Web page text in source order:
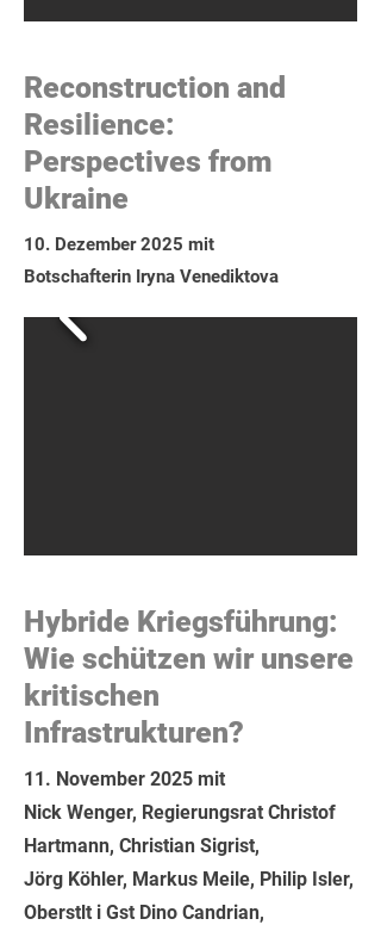
Reconstruction and
Resilience:
Perspectives from
Ukraine
10. Dezember 2025 mit
Botschafterin Iryna Venediktova
Hybride Kriegsführung:
Wie schützen wir unsere
kritischen
Infrastrukturen?
11. November 2025 mit
Nick Wenger, Regierungsrat Christof
Hartmann, Christian Sigrist,
Jörg Köhler, Markus Meile, Philip Isler,
Oberstlt i Gst Dino Candrian,